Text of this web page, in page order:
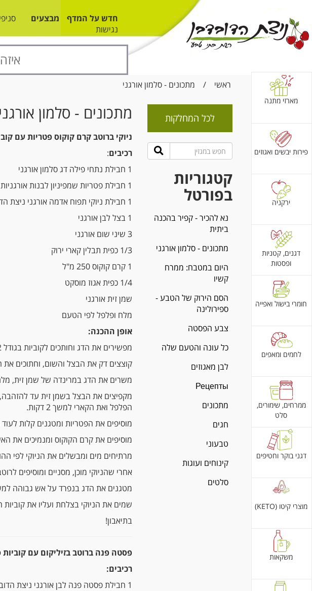
חדש על המדף מבצעים
נגישות
ראשי / מתכונים - סלמון אורגני
מארזי מתנה
פירות יבשים ואגוזים
ירקניה
דגנים, קטניות
ופסטות
חומרי בישול ואפייה
לחמים ומאפים
ממרחים, שימורים,
סלט
דגני בוקר וחטיפים
מוצרי קיטו (KETO)
משקאות
מתכונים - סלמון אורגני
ניוקי ברוטב קרם קוקוס פטריות עם
רכיבים:
1 חבילת נתחי פילה דג סלמון אורגני
1 חבילת פטריות שמפיניון לבנות אורגניות
1 חבילת ניוקי תפוח אדמה אורגני ניצת הדובדבן
1 בצל לבן אורגני
3 שיני שום אורגני
1/3 כפית תבלין קארי ירוק
1 קרם קוקוס 250 מ"ל
1/4 כפית אגוז מוסקט
שמן זית אורגני
מלח ופלפל לפי הטעם
אופן ההכנה:
מפשירים את הדג וחותכים לקוביות בגודל 2 ס"מ
קוצצים דק את הבצל והשום, וחתוכים את
משרים את הדג במרינדה של שמן זית, מלח
מקפיצים את הבצל בשמן זית עד
הפלפל ואת הקארי למשך 2 דקות.
מוסיפים את הפטריות ומטגנים קלות לעוד 3 דקות.
מוסיפים את קרם הקוקוס ומנמיכים את
מרתיחים מים ומבשלים את הניוקי לפי
אחרי שהניוקי מוכן, מסניים ומוסיפים לרוטב
מטגנים את הדג בנפרד על אש גבוהה למשך 5
שמים את הניוקי בצלחת ועליו את קוביות
בתיאבון!
פסטה פנה ברוטב בזיליקום עם קוביות
רכיבים:
1 חבילת פסטה פנה לבן אורגני ניצת הדובדבן
לכל המחלקות
קטגוריות
בפורטל
נא להכיר - קפיר בהכנה
ביתית
מתכונים - סלמון אורגני
היום במטבח: ממרח
קשיו
הסם הירוק של הטבע -
ספירולינה
צבע הפסטה
כל עונה והטעם שלה
לבן מאגוזים
Рецепты
מתכונים
חגים
טבעוני
קינוחים ועוגות
סלטים